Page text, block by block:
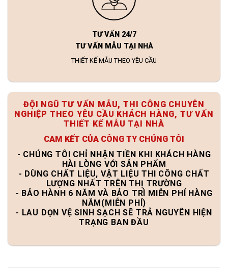
TƯ VẤN 24/7
TƯ VẤN MẪU TẠI NHÀ
THIẾT KẾ MẪU THEO YÊU CẦU
ĐỘI NGŨ TƯ VẤN MẪU, THI CÔNG CHUYÊN
NGHIỆP THEO YÊU CẦU KHÁCH HÀNG, TƯ VẤN
THIẾT KẾ MẪU TẠI NHÀ
CAM KẾT CỦA CÔNG TY CHÚNG TÔI
- CHÚNG TÔI CHỈ NHẬN TIỀN KHI KHÁCH HÀNG
HÀI LÒNG VỚI SẢN PHẨM
- DÙNG CHẤT LIỆU, VẬT LIỆU THI CÔNG CHẤT
LƯỢNG NHẤT TRÊN THỊ TRƯỜNG
- BẢO HÀNH 6 NĂM VÀ BẢO TRÌ MIỄN PHÍ HÀNG
NĂM(MIỄN PHÍ)
- LAU DỌN VỆ SINH SẠCH SẼ TRẢ NGUYÊN HIỆN
TRẠNG BAN ĐẦU